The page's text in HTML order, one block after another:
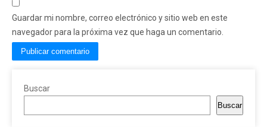
Guardar mi nombre, correo electrónico y sitio web en este
navegador para la próxima vez que haga un comentario.
Buscar
Buscar